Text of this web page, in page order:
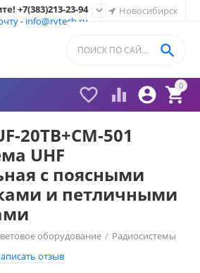
Новосибирск
+7(383)213-23-94
- info@rvtech.ru

0


 

20TB+CM-501
UHF
с поясными
и петличными
оборудование / Радиосистемы
отзыв